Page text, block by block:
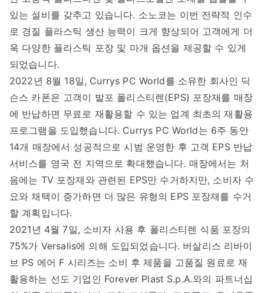
있는 설비를 갖추고 있습니다. 소노코는 이번 전략적 인수
로 경질 플라스틱 생산 능력이 크게 향상되어 고객에게 더
욱 다양한 플라스틱 포장 및 마개 옵션을 제공할 수 있게
되었습니다.
2022년 8월 18일, Currys PC World를 소유한 회사인 딕
슨스 카폰은 고객이 발포 폴리스티렌(EPS) 포장재를 매장
에 반납하면 무료로 재활용할 수 있는 업계 최초의 재활용
프로그램을 도입했습니다. Currys PC World는 6주 동안
14개 매장에서 성공적으로 시범 운영한 후 고객 EPS 반납
서비스를 영국 전 지역으로 확대했습니다. 매장에서는 처
음에는 TV 포장재와 관련된 EPS만 수거하지만, 소비자 수
요와 채택이 증가하면 더 많은 유형의 EPS 포장재를 수거
할 계획입니다.
2021년 4월 7일, 소비자 사용 후 폴리스티렌 식품 포장의
75%가 Versalis에 의해 도입되었습니다. 버살리스 리바이
브 PS 에어 F 시리즈는 소비 후 제품을 고품질 원료로 재
활용하는 선도 기업인 Forever Plast S.p.A.와의 파트너십